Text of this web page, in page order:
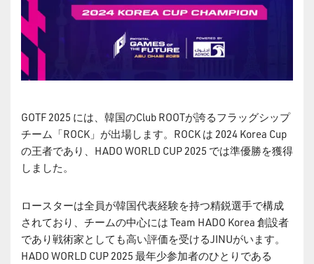
GOTF 2025 には、韓国のClub ROOTが誇るフラッグシップ
チーム「ROCK」が出場します。ROCK は 2024 Korea Cup
の王者であり、HADO WORLD CUP 2025 では準優勝を獲得
しました。
ロースターは全員が韓国代表経験を持つ精鋭選手で構成
されており、チームの中心には Team HADO Korea 創設者
であり戦術家としても高い評価を受けるJINUがいます。
HADO WORLD CUP 2025 最年少参加者のひとりである